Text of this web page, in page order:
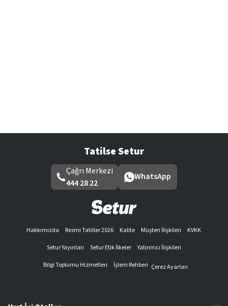
Tatilse Setur
Çağrı Merkezi
444 28 22
WhatsApp
Hakkımızda Resmi Tatiller 2026 Kalite Müşteri İlişkileri
KVKK
Setur Yayınları
Setur Etik İlkeler
Yatırımcı İlişkileri
Bilgi Toplumu Hizmetleri
İşlem Rehberi Çerez Ayarları